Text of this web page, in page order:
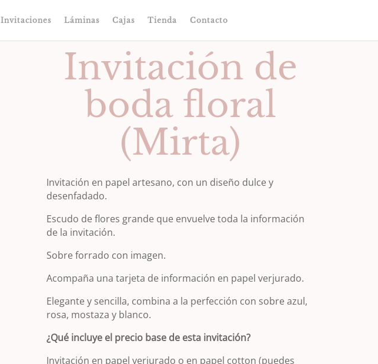
Invitaciones Láminas Cajas Tienda Contacto
Invitación de
boda floral
(Mirta)
Invitación en papel artesano, con un diseño dulce y
desenfadado.
Escudo de flores grande que envuelve toda la información
de la invitación.
Sobre forrado con imagen.
Acompaña una tarjeta de información en papel verjurado.
Elegante y sencilla, combina a la perfección con sobre azul,
rosa, mostaza y blanco.
¿Qué incluye el precio base de esta invitación?
Invitación en papel verjurado o en papel cotton (puedes